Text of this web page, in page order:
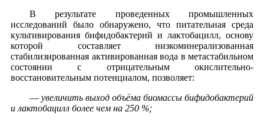
В результате проведенных промышленных
исследований было обнаружено, что питательная среда
культивирования бифидобактерий и лактобацилл, основу
которой составляет низкоминерализованная
стабилизированная активированная вода в метастабильном
состоянии с отрицательным окислительно-
восстановительным потенциалом, позволяет:
— увеличить выход объёма биомассы бифидобактерий
и лактобацилл более чем на 250 %;